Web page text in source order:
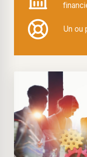
Un ou